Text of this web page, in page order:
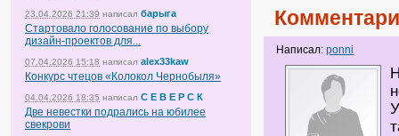
23.04.2026 21:39 написал барыга
Стартовало голосование по выбору
дизайн-проектов для...
07.04.2026 15:18 написал alex33kaw
Конкурс чтецов «Колокол Чернобыля»
04.04.2026 18:35 написал С Е В Е Р С К
Две невестки подрались на юбилее
свекрови
Написал:ponni